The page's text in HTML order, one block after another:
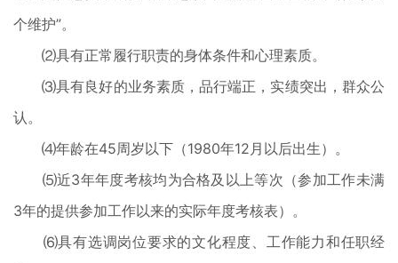
个维护”。
⑵具有正常履行职责的身体条件和心理素质。
⑶具有良好的业务素质，品行端正，实绩突出，群众公
认。
⑷年龄在45周岁以下（1980年12月以后出生）。
⑸近3年年度考核均为合格及以上等次（参加工作未满
3年的提供参加工作以来的实际年度考核表）。
⑹具有选调岗位要求的文化程度、工作能力和任职经